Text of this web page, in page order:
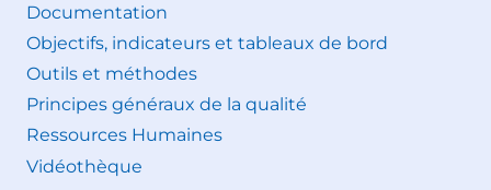
Documentation
Objectifs, indicateurs et tableaux de bord
Outils et méthodes
Principes généraux de la qualité
Ressources Humaines
Vidéothèque